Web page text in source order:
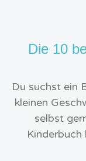
Die 10
Du suchst ein
kleinen
selbst